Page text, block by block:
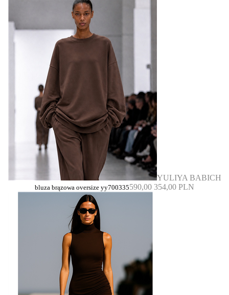
YULIYA BABICH
bluza brązowa oversize yy700335590,00 354,00 PLN